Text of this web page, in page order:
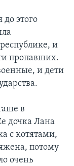
до этого
и
пропавших.
и дети
в
дочка Лана
с котятами,
потому
очень